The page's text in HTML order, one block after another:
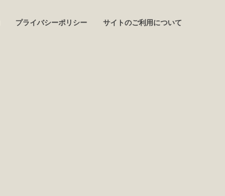
プライバシーポリシー サイトのご利用について